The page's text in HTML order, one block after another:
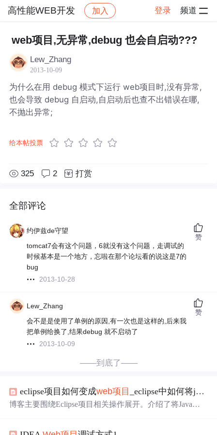
高性能WEB开发 加入 登录 频道
高性能WEB开发 帖子详情
web项目,无异常,debug 也会自启动???
Lew_Zhang
2013-10-09
为什么在用 debug 模式下运行 web项目时,没有异常,
也会导致 debug 自启动,自启动后也查不出错误在哪,
不抛出异常;
给本帖投票
325 2 打赏
全部评论
约伊兹de守望
tomcat7会有这个问题，6就没有这个问题，走调试的
时候基本是一个地方，忘啦在那个论坛看的说这是7的
bug
2013-10-28
赞
Lew_Zhang
会不是是使用了单例的原因,有一次也是这样的,后来我
把单例给换了,结果debug 就不启动了
2013-10-09
赞
——到底了——
eclipse项目如何变成web项目 _eclipse中如何将java项目转为java
博客主要围绕Eclipse项目相关操作展开。介绍了将Java项